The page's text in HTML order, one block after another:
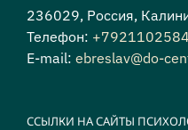
236029, Россия,
Телефон:
E-mail: ebreslav@do-
ССЫЛКИ НА САЙТЫ